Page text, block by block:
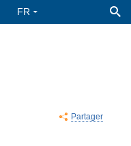
Partager